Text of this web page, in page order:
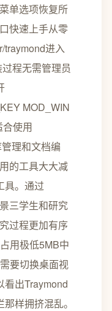
单选项恢复所
快速上手从零
traymond进入
程无需管理员
MOD_WIN
使用
理和文档编
的工具大大减
具。通过
三学生和研究
过程更加有序
用极低5MB中
要切换桌面视
看出Traymond
样拥挤混乱。